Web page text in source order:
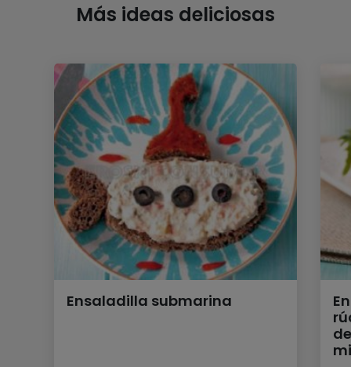
Más ideas deliciosas
Ensaladilla submarina